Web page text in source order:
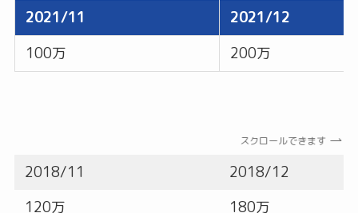
2021/11
2021/12
100万
200万
スクロールできます
2018/11
2018/12
120万
180万